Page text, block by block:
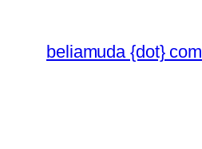
content
beliamuda {dot} com